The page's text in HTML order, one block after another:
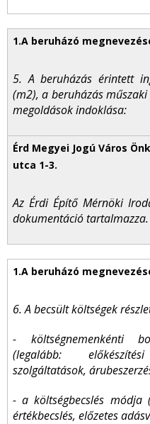
5. A beruházás érintett
(m2), a beruházás
megoldások indoklása:
Az Érdi Építő Mérnöki
dokumentáció tartalmazza.
6. A becsült költségek
- költségnemenkénti
(legalább:
szolgáltatások,
- a költségbecslés módja
értékbecslés, előzetes